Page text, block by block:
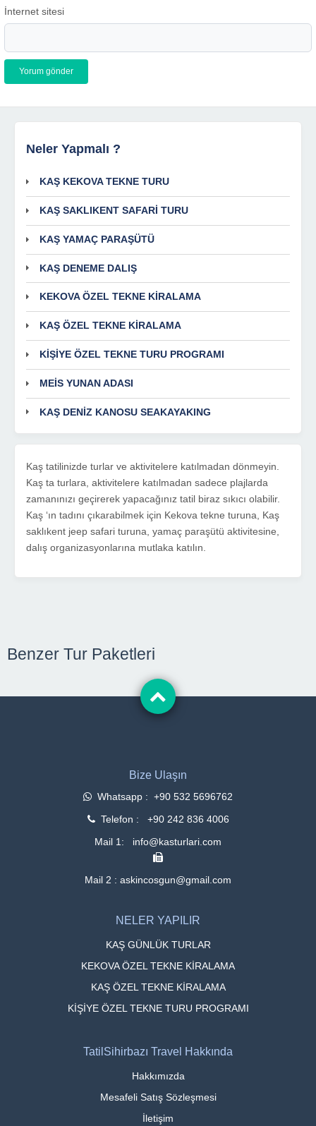
İnternet sitesi
Neler Yapmalı ?
KAŞ KEKOVA TEKNE TURU
KAŞ SAKLIKENT SAFARİ TURU
KAŞ YAMAÇ PARAŞÜTÜ
KAŞ DENEME DALIŞ
KEKOVA ÖZEL TEKNE KİRALAMA
KAŞ ÖZEL TEKNE KİRALAMA
KİŞİYE ÖZEL TEKNE TURU PROGRAMI
MEİS YUNAN ADASI
KAŞ DENİZ KANOSU SEAKAYAKING
Kaş tatilinizde turlar ve aktivitelere katılmadan dönmeyin.
Kaş ta turlara, aktivitelere katılmadan sadece plajlarda
zamanınızı geçirerek yapacağınız tatil biraz sıkıcı olabilir.
Kaş ‘ın tadını çıkarabilmek için Kekova tekne turuna, Kaş
saklıkent jeep safari turuna, yamaç paraşütü aktivitesine,
dalış organizasyonlarına mutlaka katılın.
Benzer Tur Paketleri
Bize Ulaşın
Whatsapp : +90 532 5696762
Telefon : +90 242 836 4006
Mail 1: info@kasturlari.com
Mail 2 : askincosgun@gmail.com
NELER YAPILIR
KAŞ GÜNLÜK TURLAR
KEKOVA ÖZEL TEKNE KİRALAMA
KAŞ ÖZEL TEKNE KİRALAMA
KİŞİYE ÖZEL TEKNE TURU PROGRAMI
TatilSihirbazı Travel Hakkında
Hakkımızda
Mesafeli Satış Sözleşmesi
İletişim